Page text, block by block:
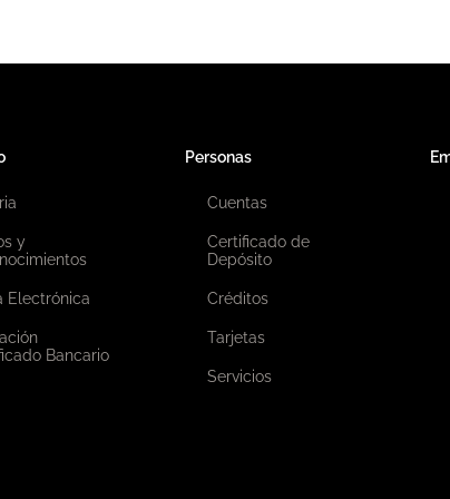
y
Electrónica
Bancario
Personas
Cuentas
Certificado de
Depósito
Créditos
Tarjetas
Servicios